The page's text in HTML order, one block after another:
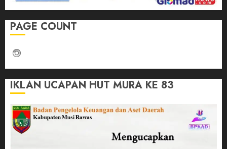
PAGE COUNT
IKLAN UCAPAN HUT MURA KE 83